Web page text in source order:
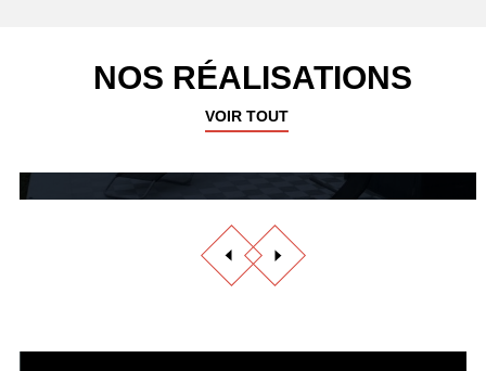
NOS RÉALISATIONS
VOIR TOUT
Réalisation d’une terrasse et d’un
carport en dalles clipsables terrasse
extérieure SWISSTRAX Gris Argent